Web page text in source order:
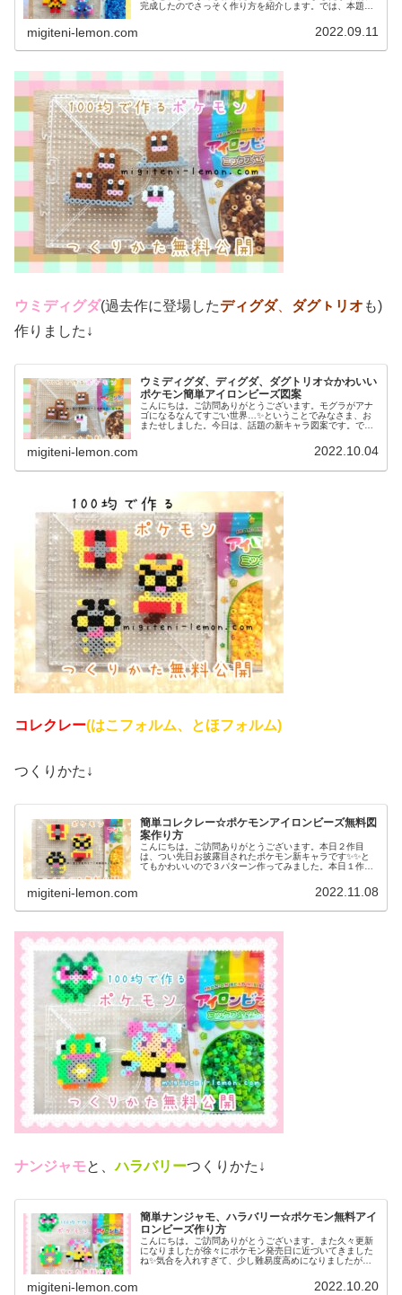
完成したのでさっそく作り方を紹介します。では、本題へ↓
migiteni-lemon.com 2022.09.11
ウミディグダ(過去作に登場したディグダ、 ダグㇳリオ も)
作りました↓
ウミディグダ、ディグダ、ダグトリオ☆かわいい
ポケモン簡単アイロンビーズ図案
こんにちは。ご訪問ありがとうございます。モグラがアナ
ゴになるなんてすごい世界…✨ということでみなさま、お
またせしました。今日は、話題の新キャラ図案です。で
migiteni-lemon.com 2022.10.04
コレクレー(はこフォルム、とほフォルム)
つくりかた↓
簡単コレクレー☆ポケモンアイロンビーズ無料図
案作り方
こんにちは。ご訪問ありがとうございます。本日２作目
は、つい先日お披露目されたポケモン新キャラです✨✨と
てもかわいいので３パターン作ってみました。本日１作目
migiteni-lemon.com 2022.11.08
ナンジャモと、ハラバリーつくりかた↓
簡単ナンジャモ、ハラバリー☆ポケモン無料アイ
ロンビーズ作り方
こんにちは。ご訪問ありがとうございます。また久々更新
になりましたが徐々にポケモン発売日に近づいてきました
ね✨気合を入れすぎて、少し難易度高めになりましたがぜ
migiteni-lemon.com 2022.10.20